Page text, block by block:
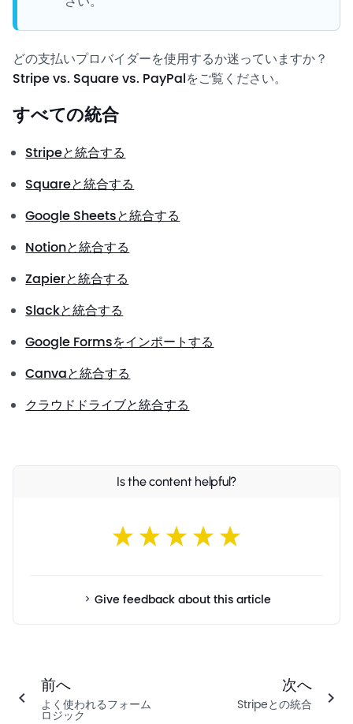
どの支払いプロバイダーを使用するか迷っていますか？
Stripe vs. Square vs. PayPalをご覧ください。
すべての統合
Stripeと統合する
Squareと統合する
Google Sheetsと統合する
Notionと統合する
Zapierと統合する
Slackと統合する
Google Formsをインポートする
Canvaと統合する
クラウドドライブと統合する
Is the content helpful?
Give feedback about this article
前へ
よく使われるフォーム
ロジック
次へ
Stripeとの統合